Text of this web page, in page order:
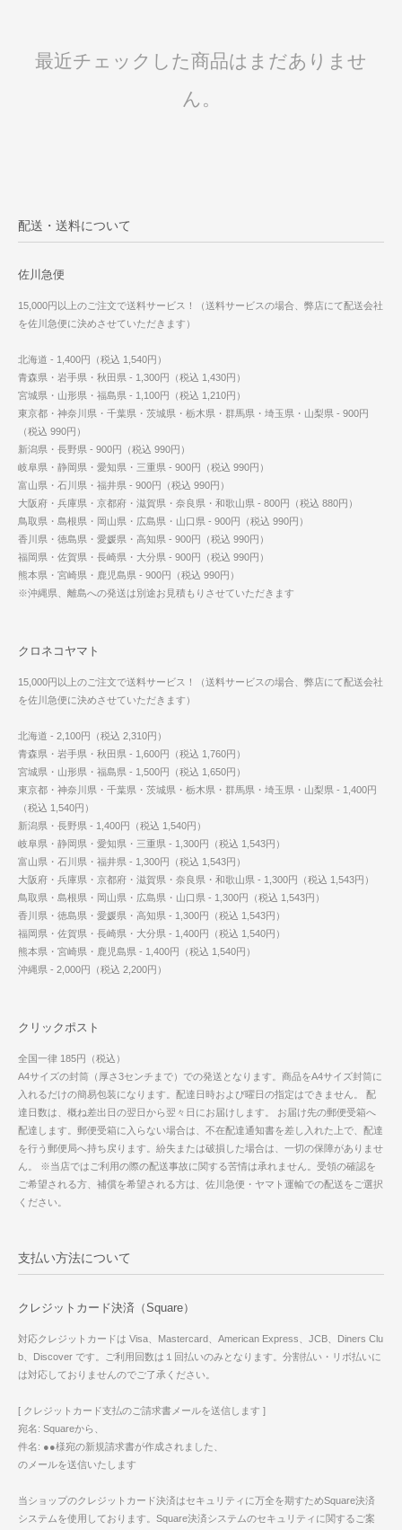
最近チェックした商品はまだありませ
ん。
配送・送料について
佐川急便
15,000円以上のご注文で送料サービス！（送料サービスの場合、弊店にて配送会社
を佐川急便に決めさせていただきます）
北海道 - 1,400円（税込 1,540円）
青森県・岩手県・秋田県 - 1,300円（税込 1,430円）
宮城県・山形県・福島県 - 1,100円（税込 1,210円）
東京都・神奈川県・千葉県・茨城県・栃木県・群馬県・埼玉県・山梨県 - 900円
（税込 990円）
新潟県・長野県 - 900円（税込 990円）
岐阜県・静岡県・愛知県・三重県 - 900円（税込 990円）
富山県・石川県・福井県 - 900円（税込 990円）
大阪府・兵庫県・京都府・滋賀県・奈良県・和歌山県 - 800円（税込 880円）
鳥取県・島根県・岡山県・広島県・山口県 - 900円（税込 990円）
香川県・徳島県・愛媛県・高知県 - 900円（税込 990円）
福岡県・佐賀県・長崎県・大分県 - 900円（税込 990円）
熊本県・宮崎県・鹿児島県 - 900円（税込 990円）
※沖縄県、離島への発送は別途お見積もりさせていただきます
クロネコヤマト
15,000円以上のご注文で送料サービス！（送料サービスの場合、弊店にて配送会社
を佐川急便に決めさせていただきます）
北海道 - 2,100円（税込 2,310円）
青森県・岩手県・秋田県 - 1,600円（税込 1,760円）
宮城県・山形県・福島県 - 1,500円（税込 1,650円）
東京都・神奈川県・千葉県・茨城県・栃木県・群馬県・埼玉県・山梨県 - 1,400円
（税込 1,540円）
新潟県・長野県 - 1,400円（税込 1,540円）
岐阜県・静岡県・愛知県・三重県 - 1,300円（税込 1,543円）
富山県・石川県・福井県 - 1,300円（税込 1,543円）
大阪府・兵庫県・京都府・滋賀県・奈良県・和歌山県 - 1,300円（税込 1,543円）
鳥取県・島根県・岡山県・広島県・山口県 - 1,300円（税込 1,543円）
香川県・徳島県・愛媛県・高知県 - 1,300円（税込 1,543円）
福岡県・佐賀県・長崎県・大分県 - 1,400円（税込 1,540円）
熊本県・宮崎県・鹿児島県 - 1,400円（税込 1,540円）
沖縄県 - 2,000円（税込 2,200円）
クリックポスト
全国一律 185円（税込）
A4サイズの封筒（厚さ3センチまで）での発送となります。商品をA4サイズ封筒に
入れるだけの簡易包装になります。配達日時および曜日の指定はできません。 配
達日数は、概ね差出日の翌日から翌々日にお届けします。 お届け先の郵便受箱へ
配達します。郵便受箱に入らない場合は、不在配達通知書を差し入れた上で、配達
を行う郵便局へ持ち戻ります。紛失または破損した場合は、一切の保障がありませ
ん。 ※当店ではご利用の際の配送事故に関する苦情は承れません。受領の確認を
ご希望される方、補償を希望される方は、佐川急便・ヤマト運輸での配送をご選択
ください。
支払い方法について
クレジットカード決済（Square）
対応クレジットカードは Visa、Mastercard、American Express、JCB、Diners Clu
b、Discover です。ご利用回数は１回払いのみとなります。分割払い・リボ払いに
は対応しておりませんのでご了承ください。
[ クレジットカード支払のご請求書メールを送信します ]
宛名: Squareから、
件名: ●●様宛の新規請求書が作成されました、
のメールを送信いたします
当ショップのクレジットカード決済はセキュリティに万全を期すためSquare決済
システムを使用しております。Square決済システムのセキュリティに関するご案